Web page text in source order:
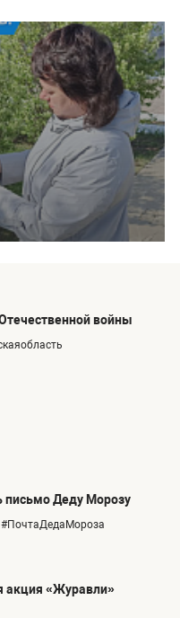
войны
письмо Деду Морозу
акция «Журавли»